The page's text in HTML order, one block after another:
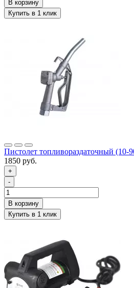
Пистолет топливораздаточный (10-
1850 руб.
+
-